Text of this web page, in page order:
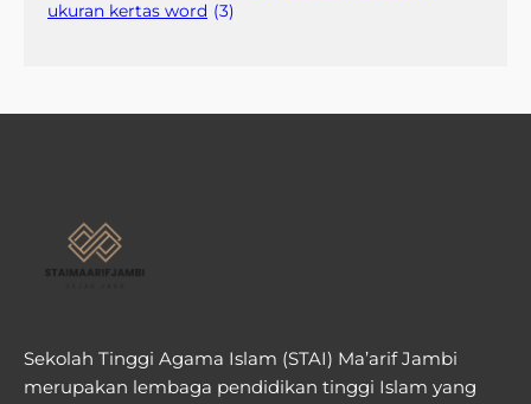
ukuran kertas word (3)
Sekolah Tinggi Agama Islam (STAI) Ma’arif Jambi
merupakan lembaga pendidikan tinggi Islam yang